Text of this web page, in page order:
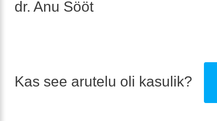
dr. Anu Sööt
Kas see arutelu oli kasulik?